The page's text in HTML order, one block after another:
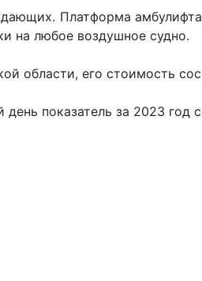
Платформа
на любое воздушное судно.
области, его стоимость
показатель за 2023 год